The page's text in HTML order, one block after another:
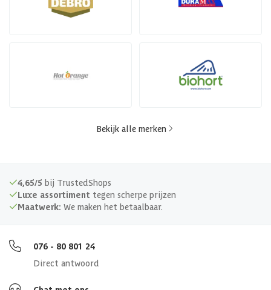
Bekijk alle merken
4,65/5 bij TrustedShops
Luxe assortiment tegen scherpe prijzen
Maatwerk: We maken het betaalbaar.
076 - 80 801 24
Direct antwoord